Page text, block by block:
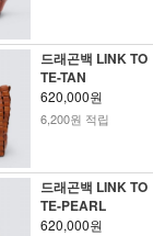
드래곤백 LINK TO
TE-TAN
620,000원
6,200원 적립
드래곤백 LINK TO
TE-PEARL
620,000원